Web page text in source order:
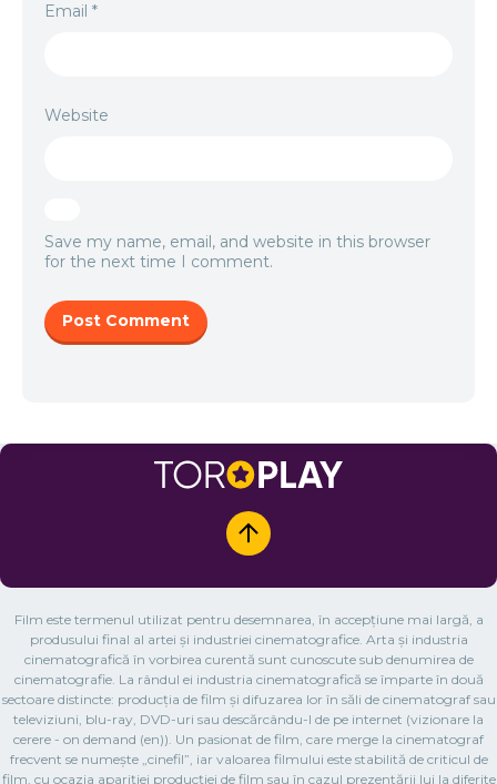
Email *
Website
Save my name, email, and website in this browser
for the next time I comment.
Film este termenul utilizat pentru desemnarea, în accepțiune mai largă, a
produsului final al artei și industriei cinematografice. Arta și industria
cinematografică în vorbirea curentă sunt cunoscute sub denumirea de
cinematografie. La rândul ei industria cinematografică se împarte în două
sectoare distincte: producția de film și difuzarea lor în săli de cinematograf sau
televiziuni, blu-ray, DVD-uri sau descărcându-l de pe internet (vizionare la
cerere - on demand (en)). Un pasionat de film, care merge la cinematograf
frecvent se numește „cinefil”, iar valoarea filmului este stabilită de criticul de
film, cu ocazia apariției producției de film sau în cazul prezentării lui la diferite